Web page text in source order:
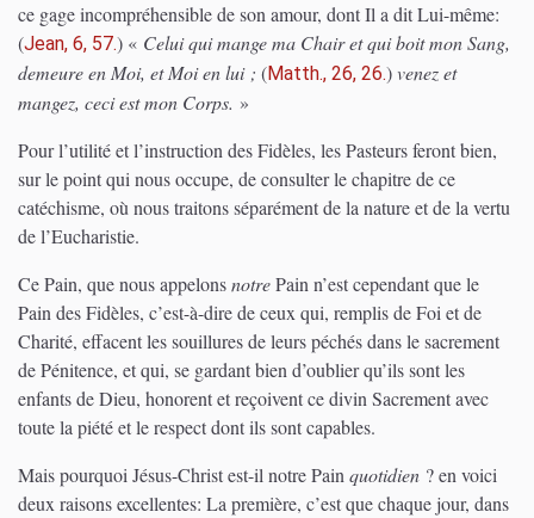
ce gage incompréhensible de son amour, dont Il a dit Lui-même:
(Jean, 6, 57.) « Celui qui mange ma Chair et qui boit mon Sang,
demeure en Moi, et Moi en lui ; (Matth., 26, 26.)venez et
mangez, ceci est mon Corps. »
Pour l’utilité et l’instruction des Fidèles, les Pasteurs feront bien,
sur le point qui nous occupe, de consulter le chapitre de ce
catéchisme, où nous traitons séparément de la nature et de la vertu
de l’Eucharistie.
Ce Pain, que nous appelonsnotrePain n’est cependant que le
Pain des Fidèles, c’est-à-dire de ceux qui, remplis de Foi et de
Charité, effacent les souillures de leurs péchés dans le sacrement
de Pénitence, et qui, se gardant bien d’oublier qu’ils sont les
enfants de Dieu, honorent et reçoivent ce divin Sacrement avec
toute la piété et le respect dont ils sont capables.
Mais pourquoi Jésus-Christ est-il notre Pain quotidien ? en voici
deux raisons excellentes: La première, c’est que chaque jour, dans